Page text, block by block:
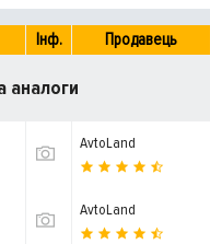
Інф. Продавець
аналоги
AvtoLand
AvtoLand